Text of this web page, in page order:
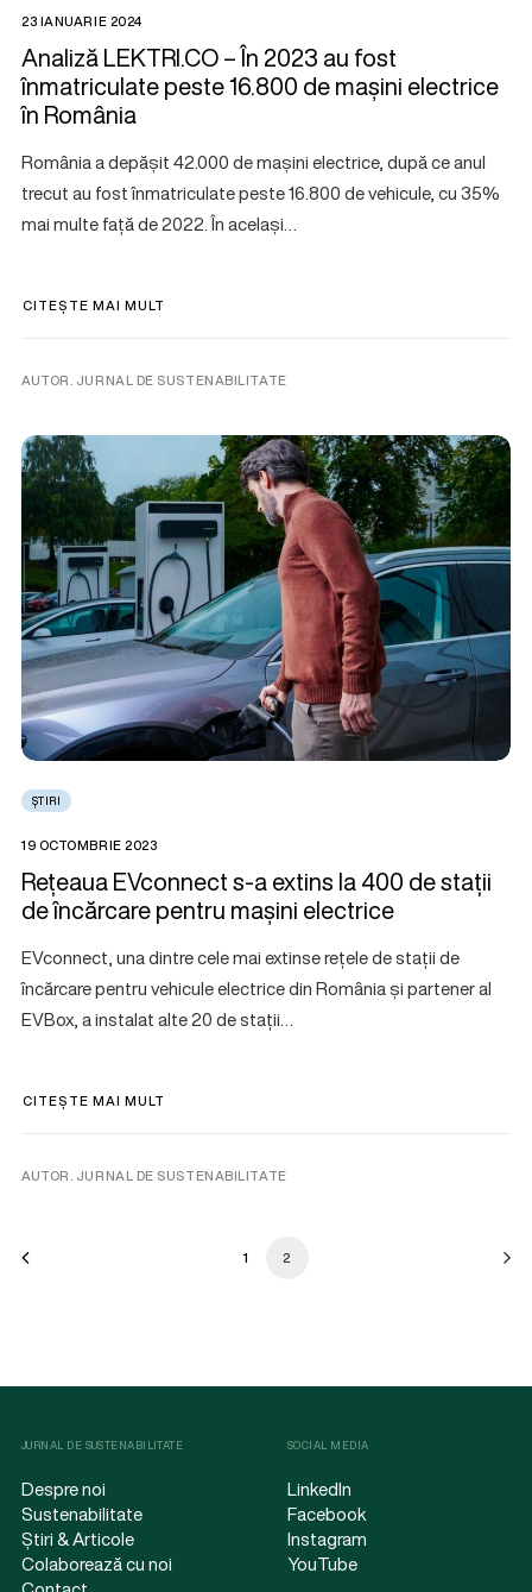
23 IANUARIE 2024
Analiză LEKTRI.CO – În 2023 au fost
înmatriculate peste 16.800 de mașini electrice
în România
România a depășit 42.000 de mașini electrice, după ce anul
trecut au fost înmatriculate peste 16.800 de vehicule, cu 35%
mai multe față de 2022. În același…
CITEȘTE MAI MULT
AUTOR. JURNAL DE SUSTENABILITATE
ȘTIRI
19 OCTOMBRIE 2023
Rețeaua EVconnect s-a extins la 400 de stații
de încărcare pentru mașini electrice
EVconnect, una dintre cele mai extinse rețele de stații de
încărcare pentru vehicule electrice din România și partener al
EVBox, a instalat alte 20 de stații…
CITEȘTE MAI MULT
AUTOR. JURNAL DE SUSTENABILITATE
1 2
JURNAL DE SUSTENABILITATE
Despre noi
Sustenabilitate
Știri & Articole
Colaborează cu noi
SOCIAL MEDIA
LinkedIn
Facebook
Instagram
YouTube